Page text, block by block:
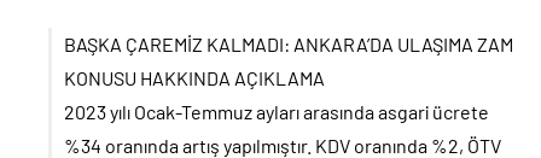
BAŞKA ÇAREMİZ KALMADI: ANKARA’DA ULAŞIMA ZAM
KONUSU HAKKINDA AÇIKLAMA
2023 yılı Ocak-Temmuz ayları arasında asgari ücrete
%34 oranında artış yapılmıştır. KDV oranında %2, ÖTV